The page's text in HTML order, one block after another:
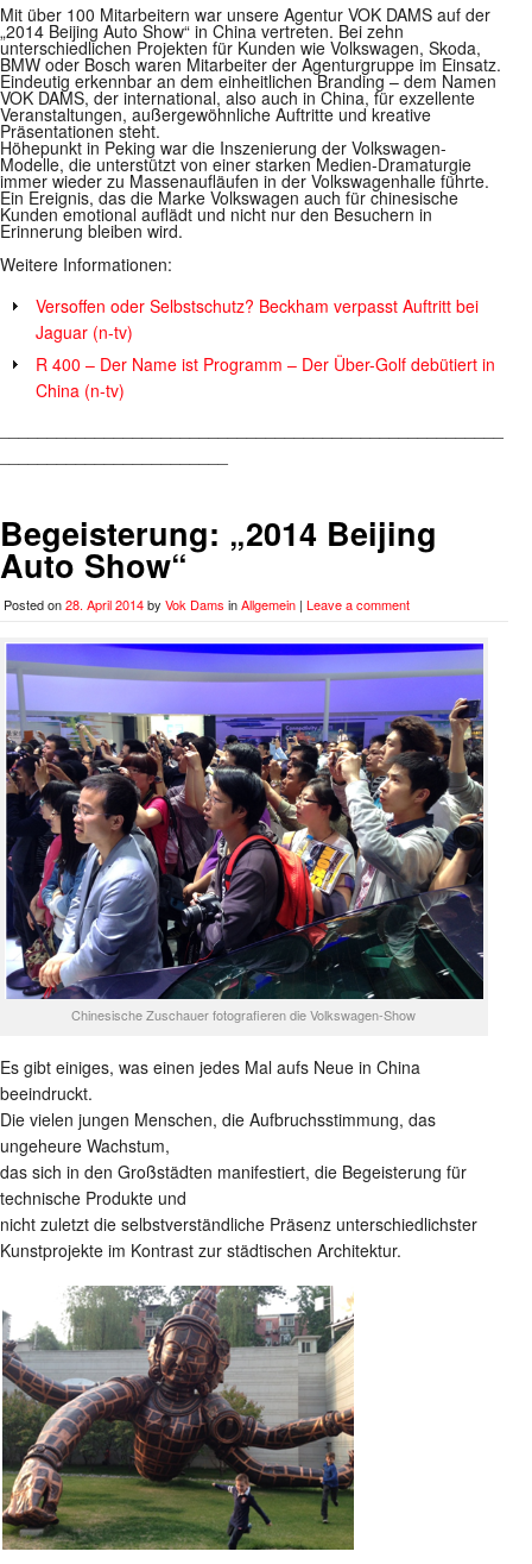
Mit über 100 Mitarbeitern war unsere Agentur VOK DAMS auf der
„2014 Beijing Auto Show“ in China vertreten. Bei zehn
unterschiedlichen Projekten für Kunden wie Volkswagen, Skoda,
BMW oder Bosch waren Mitarbeiter der Agenturgruppe im Einsatz.
Eindeutig erkennbar an dem einheitlichen Branding – dem Namen
VOK DAMS, der international, also auch in China, für exzellente
Veranstaltungen, außergewöhnliche Auftritte und kreative
Präsentationen steht.
Höhepunkt in Peking war die Inszenierung der Volkswagen-
Modelle, die unterstützt von einer starken Medien-Dramaturgie
immer wieder zu Massenaufläufen in der Volkswagenhalle führte.
Ein Ereignis, das die Marke Volkswagen auch für chinesische
Kunden emotional auflädt und nicht nur den Besuchern in
Erinnerung bleiben wird.
Weitere Informationen:
Versoffen oder Selbstschutz? Beckham verpasst Auftritt bei
Jaguar (n-tv)
R 400 – Der Name ist Programm – Der Über-Golf debütiert in
China (n-tv)
Begeisterung: „2014 Beijing
Auto Show“
Posted on28. April 2014by Vok Dams inAllgemein | Leave a comment
Chinesische Zuschauer fotografieren die Volkswagen-Show
Es gibt einiges, was einen jedes Mal aufs Neue in China
beeindruckt.
Die vielen jungen Menschen, die Aufbruchsstimmung, das
ungeheure Wachstum,
das sich in den Großstädten manifestiert, die Begeisterung für
technische Produkte und
nicht zuletzt die selbstverständliche Präsenz unterschiedlichster
Kunstprojekte im Kontrast zur städtischen Architektur.